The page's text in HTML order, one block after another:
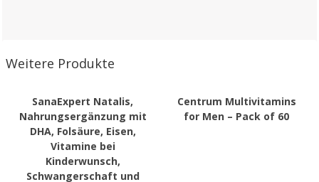
Weitere Produkte
SanaExpert Natalis,
Nahrungsergänzung mit
DHA, Folsäure, Eisen,
Vitamine bei
Kinderwunsch,
Schwangerschaft und
Centrum Multivitamins
for Men – Pack of 60